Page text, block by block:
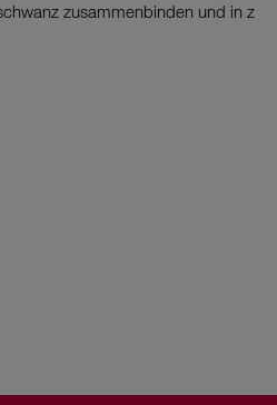
zusammenbinden und in z